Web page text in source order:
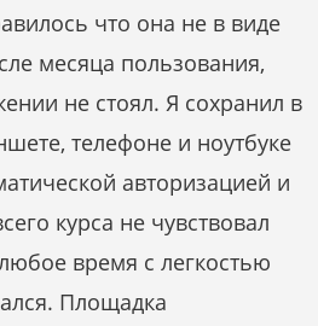
что она не в виде
месяца пользования,
не стоял. Я сохранил в
телефоне и ноутбуке
авторизацией и
курса не чувствовал
время с легкостью
Площадка